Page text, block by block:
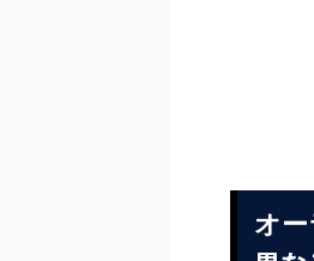
オ